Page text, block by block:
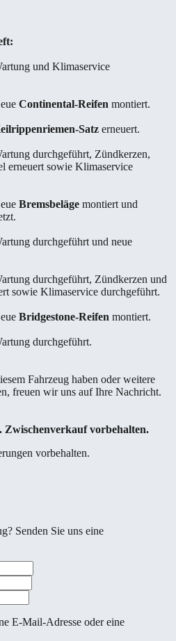
und Klimaservice
Continental-Reifen montiert.
Satz erneuert.
durchgeführt, Zündkerzen,
erneuert sowie Klimaservice
Bremsbeläge montiert und
durchgeführt und neue
durchgeführt, Zündkerzen und
sowie Klimaservice durchgeführt.
Bridgestone-Reifen montiert.
durchgeführt.
Fahrzeug haben oder weitere
freuen wir uns auf Ihre Nachricht.
vorbehalten.
vorbehalten.
Senden Sie uns eine
E-Mail-Adresse oder eine